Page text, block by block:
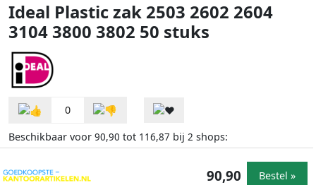
Ideal Plastic zak 2503 2602 2604
3104 3800 3802 50 stuks
0
Beschikbaar voor 90,90 tot 116,87 bij 2 shops:
90,90 Bestel »